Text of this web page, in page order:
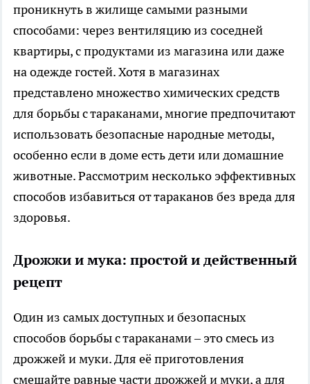
проникнуть в жилище самыми разными
способами: через вентиляцию из соседней
квартиры, с продуктами из магазина или даже
на одежде гостей. Хотя в магазинах
представлено множество химических средств
для борьбы с тараканами, многие предпочитают
использовать безопасные народные методы,
особенно если в доме есть дети или домашние
животные. Рассмотрим несколько эффективных
способов избавиться от тараканов без вреда для
здоровья.
Дрожжи и мука: простой и действенный
рецепт
Один из самых доступных и безопасных
способов борьбы с тараканами – это смесь из
дрожжей и муки. Для её приготовления
смешайте равные части дрожжей и муки, а для